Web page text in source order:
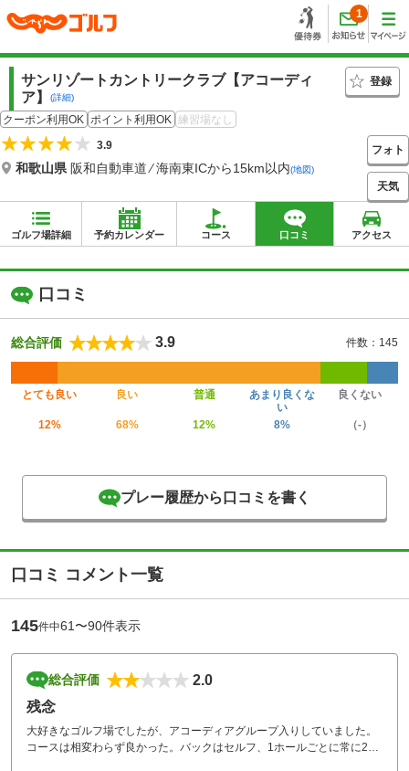
1
サンリゾートカントリークラブ【アコーディ
ア】
(詳細)
登録
クーポン利用OK ポイント利用OK 練習場なし
3.9
和歌山県 阪和自動車道 ⁄ 海南東ICから15km以内(地図)
フォト
天気
ゴルフ場詳細 予約カレンダー コース 口コミ アクセス
口コミ
総合評価 3.9 件数：145
とても良い 良い 普通
あまり良くな
い
良くない
12% 68% 12% 8% （-）
プレー履歴から口コミを書く
口コミ コメント一覧
145件中61〜90件表示
総合評価
2.0
残念
大好きなゴルフ場でしたが、アコーディアグループ入りしていました。
コースは相変わらず良かった。バックはセルフ、1ホールごとに常に2組